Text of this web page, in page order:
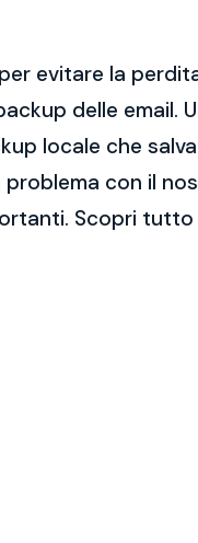
evitare la
delle email.
locale che
problema con il
Scopri